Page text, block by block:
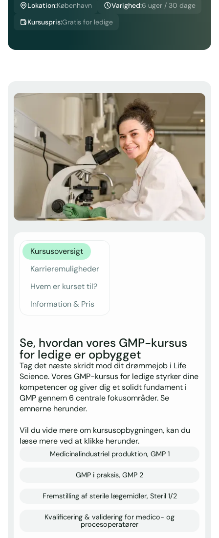
Lokation:København Varighed:6 uger / 30 dage
Kursuspris:Gratis for ledige
Kursusoversigt
Karrieremuligheder
Hvem er kurset til?
Information & Pris
Se, hvordan vores GMP-kursus
for ledige er opbygget
Tag det næste skridt mod dit drømmejob i Life
Science. Vores GMP-kursus for ledige styrker dine
kompetencer og giver dig et solidt fundament i
GMP gennem 6 centrale fokusområder. Se
emnerne herunder.
Vil du vide mere om kursusopbygningen, kan du
læse mere ved at klikke herunder.
Medicinalindustriel produktion, GMP 1
GMP i praksis, GMP 2
Fremstilling af sterile lægemidler, Steril 1/2
Kvalificering & validering for medico- og
procesoperatører